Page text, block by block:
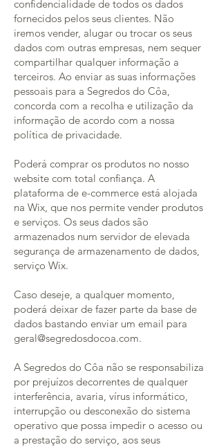
confidencialidade de todos os dados
fornecidos pelos seus clientes. Não
iremos vender, alugar ou trocar os seus
dados com outras empresas, nem sequer
compartilhar qualquer informação a
terceiros. Ao enviar as suas informações
pessoais para a Segredos do Côa,
concorda com a recolha e utilização da
informação de acordo com a nossa
política de privacidade.
Poderá comprar os produtos no nosso
website com total confiança. A
plataforma de e-commerce está alojada
na Wix, que nos permite vender produtos
e serviços. Os seus dados são
armazenados num servidor de elevada
segurança de armazenamento de dados,
serviço Wix.
Caso deseje, a qualquer momento,
poderá deixar de fazer parte da base de
dados bastando enviar um email para
geral@segredosdocoa.com.
A Segredos do Côa não se responsabiliza
por prejuízos decorrentes de qualquer
interferência, avaria, vírus informático,
interrupção ou desconexão do sistema
operativo que possa impedir o acesso ou
a prestação do serviço, aos seus